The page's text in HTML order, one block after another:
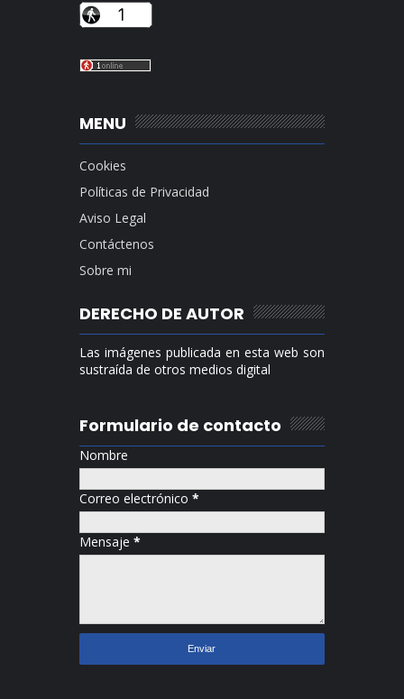
MENU
Cookies
Políticas de Privacidad
Aviso Legal
Contáctenos
Sobre mi
DERECHO DE AUTOR
Las imágenes publicada en esta web son
sustraída de otros medios digital
Formulario de contacto
Nombre
Correo electrónico *
Mensaje *